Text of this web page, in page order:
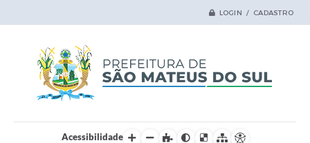
LOGIN / CADASTRO
Acessibilidade